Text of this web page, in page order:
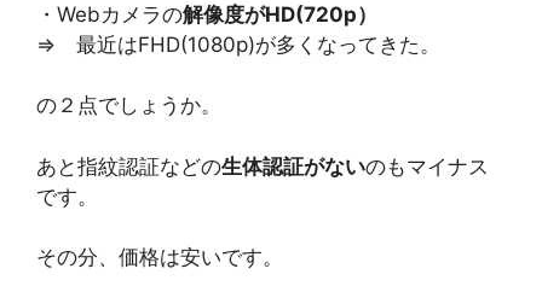
・Webカメラの解像度がHD(720p）
⇒ 最近はFHD(1080p)が多くなってきた。
の２点でしょうか。
あと指紋認証などの生体認証がないのもマイナス
です。
その分、価格は安いです。